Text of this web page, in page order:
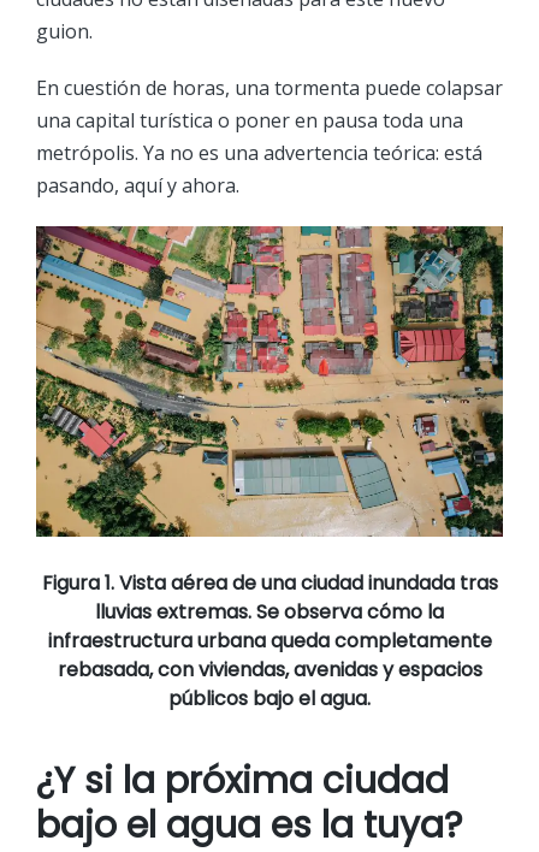
guion.
En cuestión de horas, una tormenta puede colapsar
una capital turística o poner en pausa toda una
metrópolis. Ya no es una advertencia teórica: está
pasando, aquí y ahora.
Figura 1. Vista aérea de una ciudad inundada tras
lluvias extremas. Se observa cómo la
infraestructura urbana queda completamente
rebasada, con viviendas, avenidas y espacios
públicos bajo el agua.
¿Y si la próxima ciudad
bajo el agua es la tuya?